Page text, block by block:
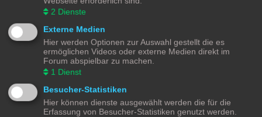
Erfahrungen sammeln.
https://de.wikipedia.org/wiki/3D-Druck
Mir aktuelle bekannte Dienstleister zum Drucken sind:
https://www.shapeways.com/
https://www.thingiverse.com/
https://cults3d.com/de
https://www.printables.com/de
Modellbahnforum Forum Alle Zeiten sindUTC+02:00
2 Dienste
Externe Medien
Hier werden Optionen zur Auswahl gestellt die es
ermöglichen Videos oder externe Medien direkt im
Forum abspielbar zu machen.
1 Dienst
Besucher-Statistiken
Hier können dienste ausgewählt werden die für die
Erfassung von Besucher-Statistiken genutzt werden.